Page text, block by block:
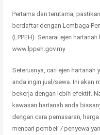
Pertama dan terutama,
berdaftar dengan Lembaga
(LPPEH). Senarai ejen
www.lppeh.gov.my
Seterusnya, cari ejen hartanah
anda ingin jual/sewa. Ini akan
bekerja dengan lebih efektif.
kawasan hartanah anda
dengan cara pemasaran,
mencari pembeli / penyewa